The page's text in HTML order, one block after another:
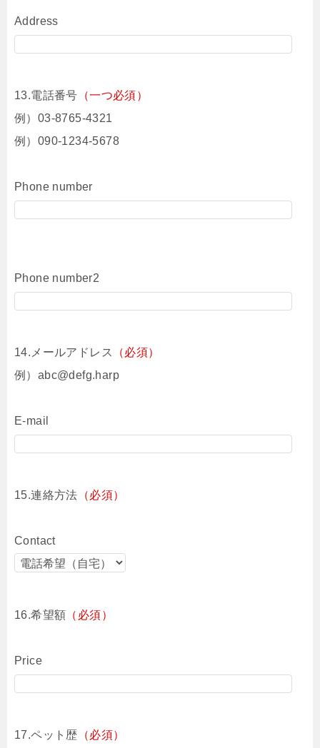
Address
13.電話番号 （一つ必須）
例）03-8765-4321
例）090-1234-5678
Phone number
Phone number2
14.メールアドレス
（必須）
例）abc@defg.harp
E-mail
15.連絡方法 （必須）
Contact
16.希望額 （必須）
Price
17.ペット歴 （必須）